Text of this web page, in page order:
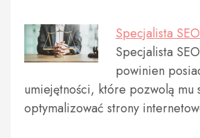
Specjalista
Specjalista
powinien
umiejętności, które pozwolą mu
optymalizować strony